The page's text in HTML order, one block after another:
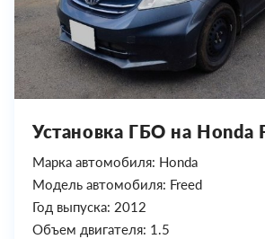
Установка ГБО на Honda
Марка автомобиля: Honda
Модель автомобиля: Freed
Год выпуска: 2012
Объем двигателя: 1.5